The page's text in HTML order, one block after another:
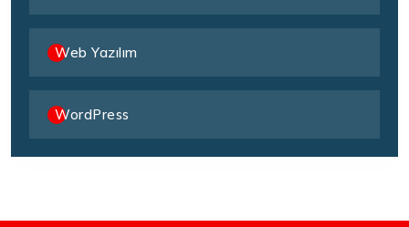
Web Yazılım
WordPress